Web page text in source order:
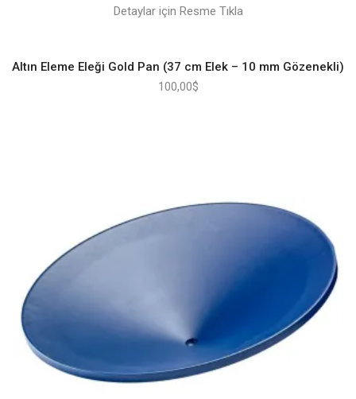
Detaylar için Resme Tıkla
Altın Eleme Eleği Gold Pan (37 cm Elek – 10 mm Gözenekli)
100,00$